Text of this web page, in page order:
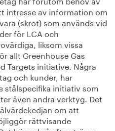
intresse av information om
(skrot) som används vid
för LCA och
liksom vissa
allt Greenhouse Gas
Targets initiative. Några
och kunder, har
stålspecifika initiativ som
även andra verktyg. Det
om att
rättvisande